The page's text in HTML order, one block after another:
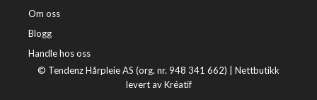
Om oss
Blogg
Handle hos oss
© Tendenz Hårpleie AS (org. nr. 948 341 662) | Nettbutikk
levert av Kréatif